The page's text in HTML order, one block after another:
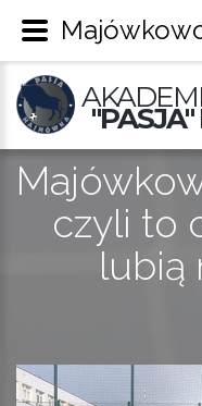
czyli to
lubią